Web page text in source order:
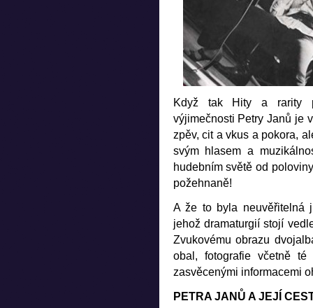
Když tak Hity a rarity
výjimečnosti Petry Janů je
zpěv, cit a vkus a pokora,
svým hlasem a
hudebním světě od
požehnaně!
A že to byla neuvěřitelná
jehož dramaturgií stojí
Zvukovému obrazu
obal, fotografie včetně
zasvěcenými informacemi
PETRA JANŮ A JEJÍ